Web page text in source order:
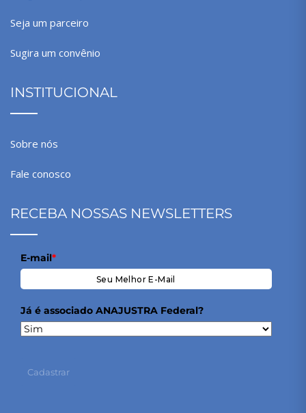
Seja um parceiro
Sugira um convênio
INSTITUCIONAL
Sobre nós
Fale conosco
RECEBA NOSSAS NEWSLETTERS
E-mail*
Já é associado ANAJUSTRA Federal?
Cadastrar